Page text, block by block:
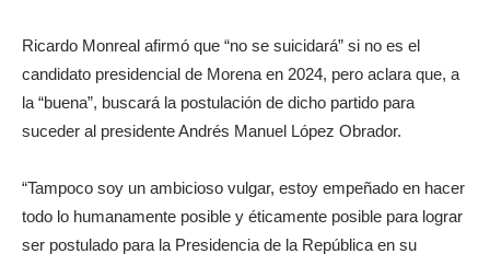
Ricardo Monreal afirmó que “no se suicidará” si no es el
candidato presidencial de Morena en 2024, pero aclara que, a
la “buena”, buscará la postulación de dicho partido para
suceder al presidente Andrés Manuel López Obrador.
“Tampoco soy un ambicioso vulgar, estoy empeñado en hacer
todo lo humanamente posible y éticamente posible para lograr
ser postulado para la Presidencia de la República en su